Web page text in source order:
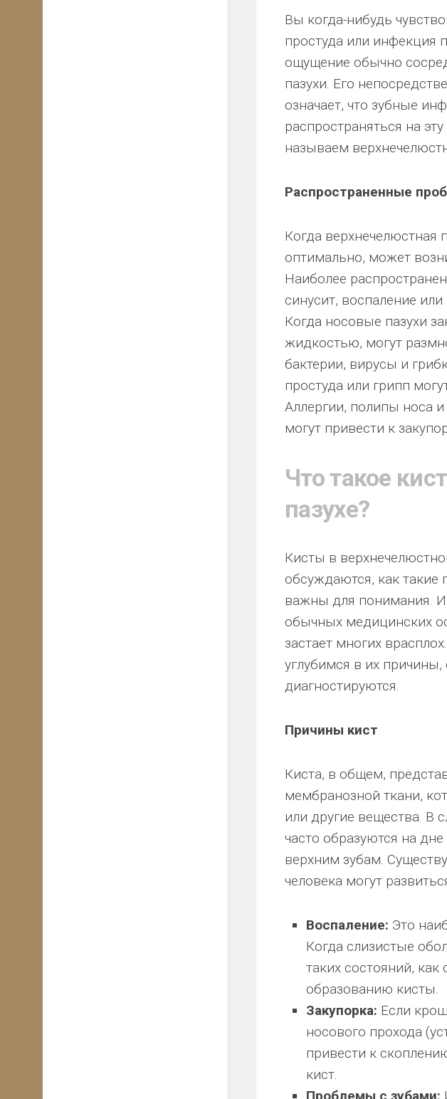
Вы когда-нибудь
простуда или инфекция
ощущение обычно
пазухи. Его
означает, что зубные
распространяться на
называем
Распространенные
Когда верхнечелюстная
оптимально, может
Наиболее
синусит, воспаление
Когда носовые пазухи
жидкостью, могут
бактерии, вирусы и
простуда или грипп
Аллергии, полипы носа
могут привести к
Что такое
пазухе?
Кисты в
обсуждаются, как такие
важны для понимания.
обычных медицинских
застает многих
углубимся в их
диагностируются.
Причины кист
Киста, в общем,
мембранозной ткани,
или другие вещества. В
часто образуются на
верхним зубам.
человека могут
Воспаление: Это
Когда слизистые
таких состояний,
образованию кисты.
Закупорка: Если
носового прохода
привести к
кист.